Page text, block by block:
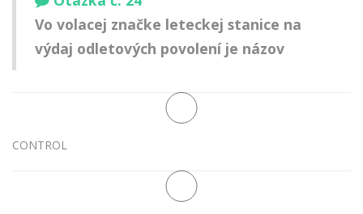
Vo volacej značke leteckej stanice na
výdaj odletových povolení je názov
CONTROL